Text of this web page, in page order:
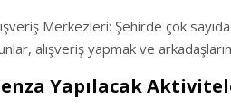
Merkezleri: Şehirde çok
alışveriş yapmak ve
Yapılacak